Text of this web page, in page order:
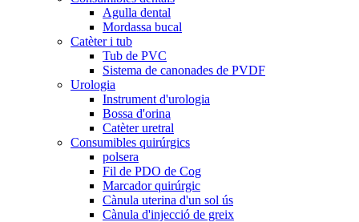
Agulla dental
Mordassa bucal
Catèter i tub
Tub de PVC
Sistema de canonades de PVDF
Urologia
Instrument d'urologia
Bossa d'orina
Catèter uretral
Consumibles quirúrgics
polsera
Fil de PDO de Cog
Marcador quirúrgic
Cànula uterina d'un sol ús
Cànula d'injecció de greix